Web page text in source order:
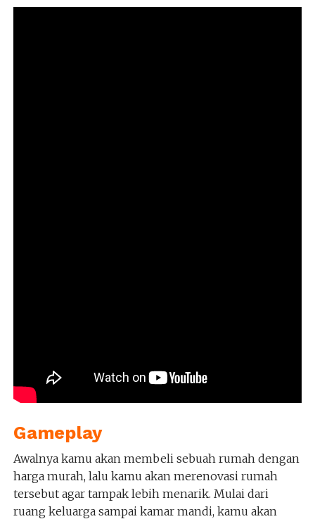
Gameplay
Awalnya kamu akan membeli sebuah rumah dengan
harga murah, lalu kamu akan merenovasi rumah
tersebut agar tampak lebih menarik. Mulai dari
ruang keluarga sampai kamar mandi, kamu akan